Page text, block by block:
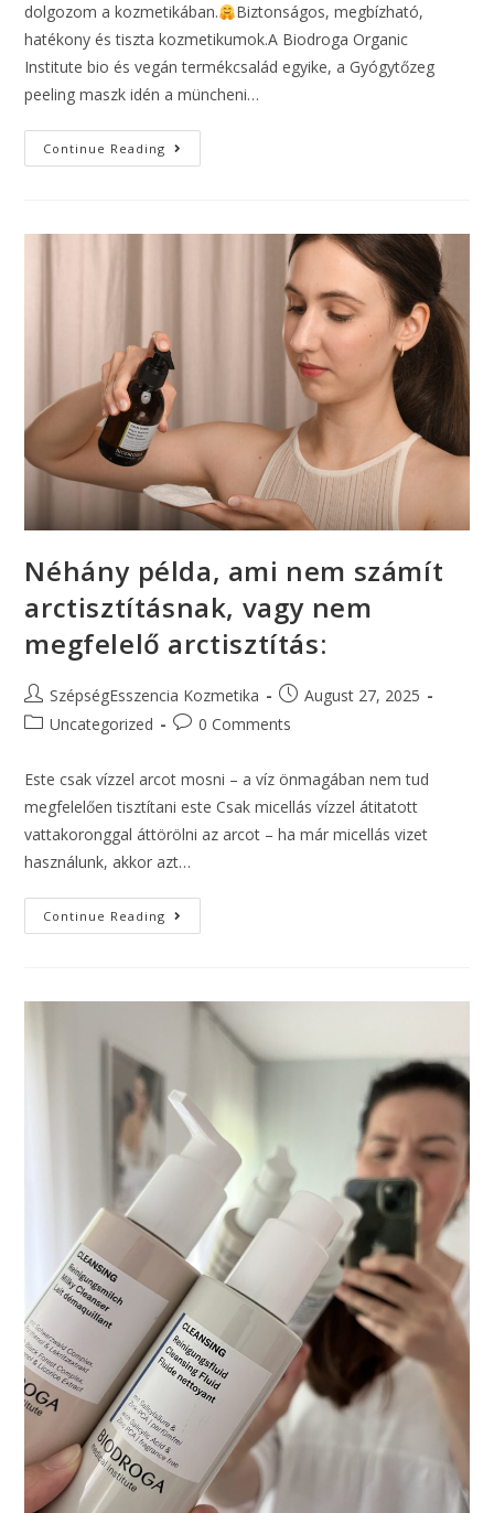
dolgozom a kozmetikában.
Biztonságos, megbízható,
hatékony és tiszta kozmetikumok.A Biodroga Organic
Institute bio és vegán termékcsalád egyike, a Gyógytőzeg
peeling maszk idén a müncheni…
Continue Reading
Néhány példa, ami nem számít
arctisztításnak, vagy nem
megfelelő arctisztítás:
SzépségEsszencia Kozmetika
August 27, 2025
Uncategorized
0 Comments
Este csak vízzel arcot mosni – a víz önmagában nem tud
megfelelően tisztítani este Csak micellás vízzel átitatott
vattakoronggal áttörölni az arcot – ha már micellás vizet
használunk, akkor azt…
Continue Reading